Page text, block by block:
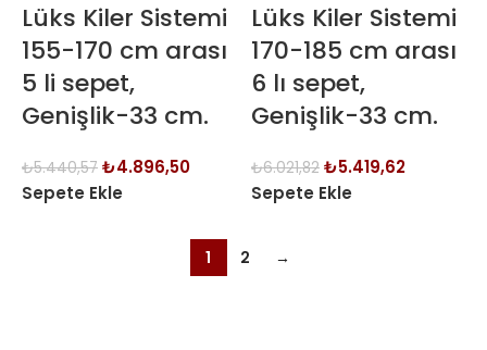
Lüks Kiler Sistemi
155-170 cm arası
5 li sepet,
Genişlik-33 cm.
₺5.440,57 ₺4.896,50
Sepete Ekle
Lüks Kiler Sistemi
170-185 cm arası
6 lı sepet,
Genişlik-33 cm.
₺6.021,82 ₺5.419,62
Sepete Ekle
1 2 →